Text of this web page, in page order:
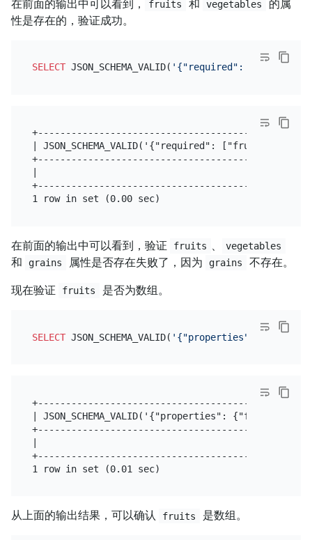
在前面的输出中可以看到， fruits 和 vegetables
的属
性是存在的，验证成功。
SELECT JSON_SCHEMA_VALID( '{"required":
| JSON_SCHEMA_VALID('{"required":
在前面的输出中可以看到，验证 fruits 、 vegetables
和 grains 属性是否存在失败了，因为 grains 不存在。
现在验证 fruits 是否为数组。
SELECT JSON_SCHEMA_VALID( '{"properties":
| JSON_SCHEMA_VALID('{"properties":
从上面的输出结果，可以确认 fruits 是数组。